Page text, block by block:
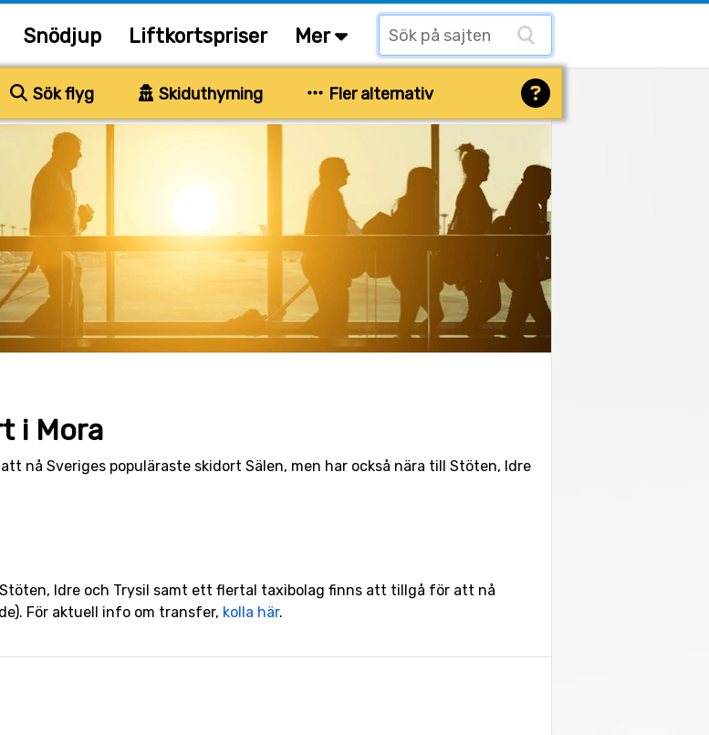
Snödjup Liftkortspriser Mer
Sök flyg Skiduthyrning Fler alternativ
i Mora
nå Sveriges populäraste skidort Sälen, men har också nära till Stöten, Idre
Idre och Trysil samt ett flertal taxibolag finns att tillgå för att nå
För aktuell info om transfer, kolla här.